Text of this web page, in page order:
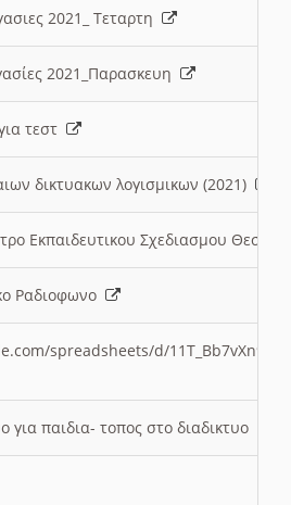
2021_ Τεταρτη
2021_Παρασκευη
τεστ
δικτυακων λογισμικων (2021)
Εκπαιδευτικου Σχεδιασμου
Ραδιοφωνο
spreadsheets/d/
για παιδια- τοπος στο διαδικτυο